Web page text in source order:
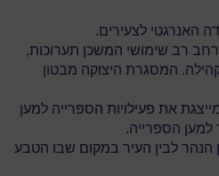
האנרגטי לצעירים.
רב שימושי המשכן תערוכות,
המסגרת היצוקה מבטון
את פעילויות הספרייה למען
למען הספרייה.
הנהר לבין העיר במקום שבו הטבע